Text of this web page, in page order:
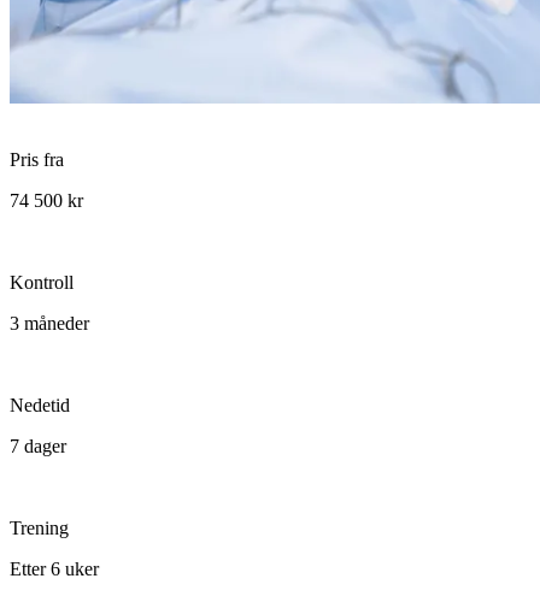
Pris fra
74 500 kr
Kontroll
3 måneder
Nedetid
7 dager
Trening
Etter 6 uker